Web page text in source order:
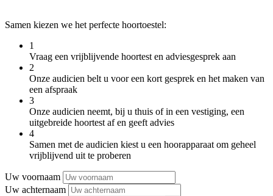
Samen kiezen we het perfecte hoortoestel:
1
Vraag een vrijblijvende hoortest en adviesgesprek aan
2
Onze audicien belt u voor een kort gesprek en het maken van
een afspraak
3
Onze audicien neemt, bij u thuis of in een vestiging, een
uitgebreide hoortest af en geeft advies
4
Samen met de audicien kiest u een hoorapparaat om geheel
vrijblijvend uit te proberen
Uw voornaam
Uw achternaam